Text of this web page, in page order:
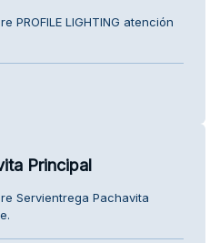
PROFILE LIGHTING atención
Principal
Servientrega Pachavita